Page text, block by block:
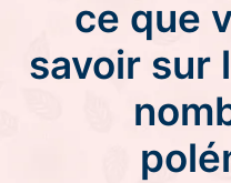
ce que
savoir sur